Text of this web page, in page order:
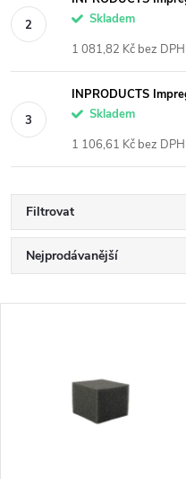
Skladem
1 081,82 Kč bez DPH
INPRODUCTS
Skladem
1 106,61 Kč bez DPH
Filtrovat
Ř
a
Nejprodávanější